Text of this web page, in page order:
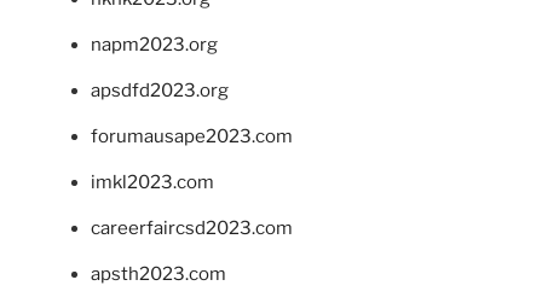
napm2023.org
apsdfd2023.org
forumausape2023.com
imkl2023.com
careerfaircsd2023.com
apsth2023.com